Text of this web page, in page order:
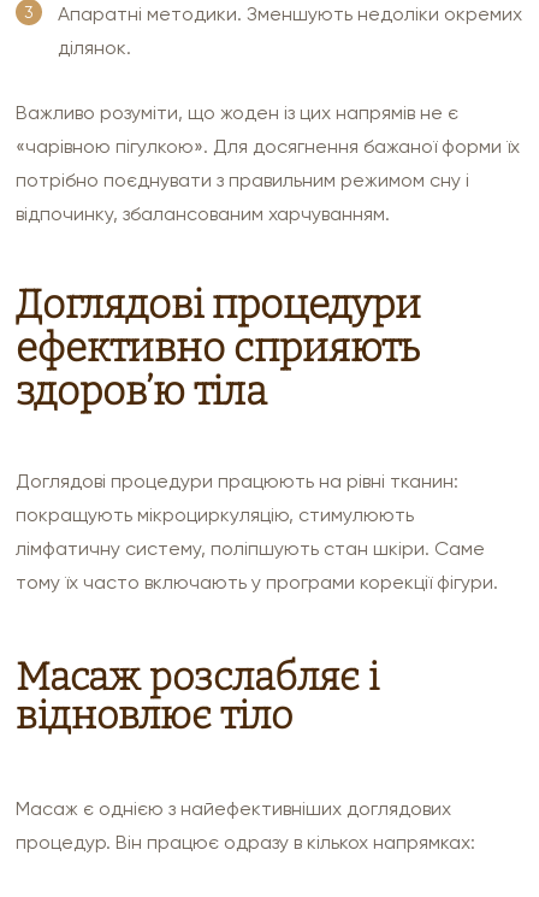
Апаратні методики. Зменшують недоліки окремих
ділянок.
Важливо розуміти, що жоден із цих напрямів не є
«чарівною пігулкою». Для досягнення бажаної форми їх
потрібно поєднувати з правильним режимом сну і
відпочинку, збалансованим харчуванням.
Доглядові процедури
ефективно сприяють
здоров’ю тіла
Доглядові процедури працюють на рівні тканин:
покращують мікроциркуляцію, стимулюють
лімфатичну систему, поліпшують стан шкіри. Саме
тому їх часто включають у програми корекції фігури.
Масаж розслабляє і
відновлює тіло
Масаж є однією з найефективніших доглядових
процедур. Він працює одразу в кількох напрямках: